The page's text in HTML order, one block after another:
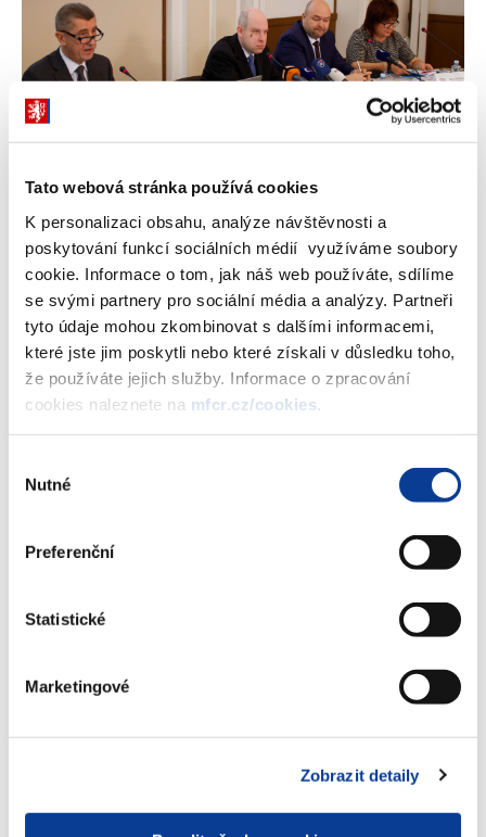
Tato webová stránka používá cookies
K personalizaci obsahu, analýze návštěvnosti a
poskytování funkcí sociálních médií využíváme soubory
cookie. Informace o tom, jak náš web používáte, sdílíme
se svými partnery pro sociální média a analýzy. Partneři
tyto údaje mohou zkombinovat s dalšími informacemi,
které jste jim poskytli nebo které získali v důsledku toho,
že používáte jejich služby. Informace o zpracování
cookies naleznete na mfcr.cz/cookies
souhlasu
Nutné
Preferenční
Statistické
Marketingové
Zobrazit detaily
Dokumenty ke stažení
Stáhnout vybrané (
Doporučeno 1682 ×